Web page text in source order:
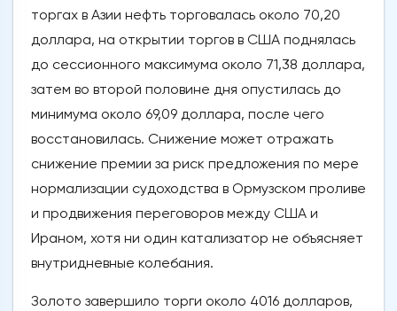
торгах в Азии нефть торговалась около 70,20
доллара, на открытии торгов в США поднялась
до сессионного максимума около 71,38 доллара,
затем во второй половине дня опустилась до
минимума около 69,09 доллара, после чего
восстановилась. Снижение может отражать
снижение премии за риск предложения по мере
нормализации судоходства в Ормузском проливе
и продвижения переговоров между США и
Ираном, хотя ни один катализатор не объясняет
внутридневные колебания.
Золото завершило торги около 4016 долларов,